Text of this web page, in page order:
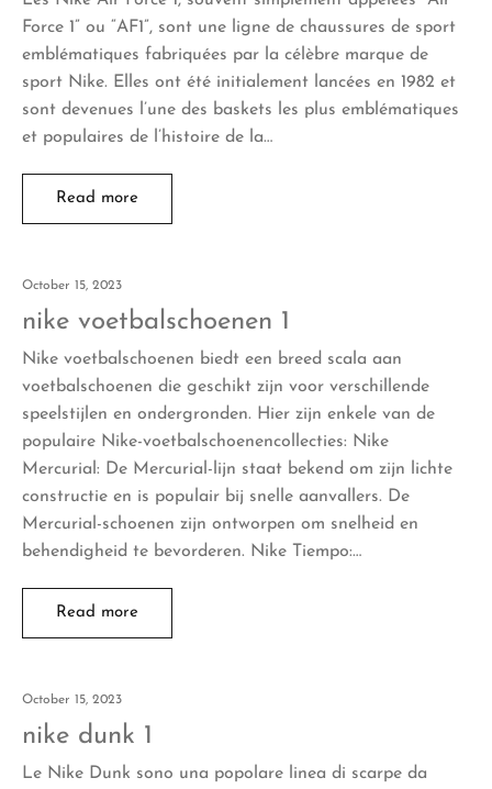
Force 1” ou “AF1”, sont une ligne de chaussures de sport
emblématiques fabriquées par la célèbre marque de
sport Nike. Elles ont été initialement lancées en 1982 et
sont devenues l’une des baskets les plus emblématiques
et populaires de l’histoire de la…
Read more
October 15, 2023
nike voetbalschoenen 1
Nike voetbalschoenen biedt een breed scala aan
voetbalschoenen die geschikt zijn voor verschillende
speelstijlen en ondergronden. Hier zijn enkele van de
populaire Nike-voetbalschoenencollecties: Nike
Mercurial: De Mercurial-lijn staat bekend om zijn lichte
constructie en is populair bij snelle aanvallers. De
Mercurial-schoenen zijn ontworpen om snelheid en
behendigheid te bevorderen. Nike Tiempo:…
Read more
October 15, 2023
nike dunk 1
Le Nike Dunk sono una popolare linea di scarpe da